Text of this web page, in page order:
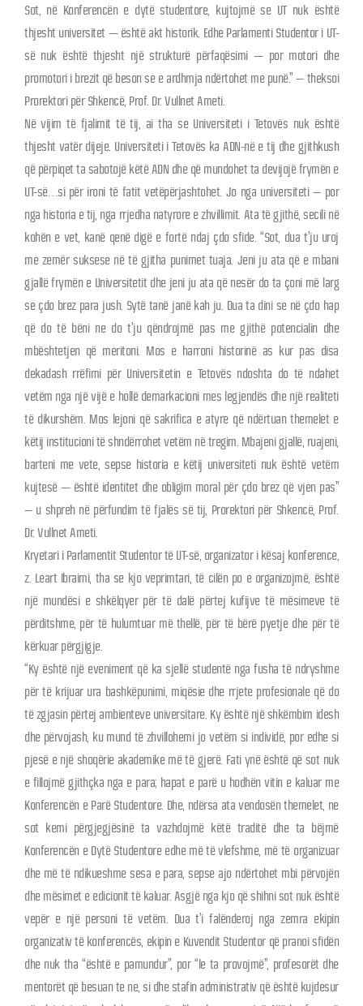
Sot, në Konferencën e dytë studentore, kujtojmë se UT nuk është
thjesht universitet — është akt historik. Edhe Parlamenti Studentor i UT-
së nuk është thjesht një strukturë përfaqësimi — por motori dhe
promotori i brezit që beson se e ardhmja ndërtohet me punë.” – theksoi
Prorektori për Shkencë, Prof. Dr. Vullnet Ameti.
Në vijim të fjalimit të tij, ai tha se Universiteti i Tetovës nuk është
thjesht vatër dijeje. Universiteti i Tetovës ka ADN-në e tij dhe gjithkush
që përpiqet ta sabotojë këtë ADN dhe që mundohet ta devijojë frymën e
UT-së…si për ironi të fatit vetëpërjashtohet. Jo nga universiteti – por
nga historia e tij, nga rrjedha natyrore e zhvillimit. Ata të gjithë, secili në
kohën e vet, kanë qenë digë e fortë ndaj çdo sfide. “Sot, dua t’ju uroj
me zemër suksese në të gjitha punimet tuaja. Jeni ju ata që e mbani
gjallë frymën e Universitetit dhe jeni ju ata që nesër do ta çoni më larg
se çdo brez para jush. Sytë tanë janë kah ju. Dua ta dini se në çdo hap
që do të bëni ne do t’ju qëndrojmë pas me gjithë potencialin dhe
mbështetjen që meritoni. Mos e harroni historinë as kur pas disa
dekadash rrëfimi për Universitetin e Tetovës ndoshta do të ndahet
vetëm nga një vijë e hollë demarkacioni mes legjendës dhe një realiteti
të dikurshëm. Mos lejoni që sakrifica e atyre që ndërtuan themelet e
këtij institucioni të shndërrohet vetëm në tregim. Mbajeni gjallë, ruajeni,
barteni me vete, sepse historia e këtij universiteti nuk është vetëm
kujtesë — është identitet dhe obligim moral për çdo brez që vjen pas”
– u shpreh në përfundim të fjalës së tij, Prorektori për Shkencë, Prof.
Dr. Vullnet Ameti.
Kryetari i Parlamentit Studentor të UT-së, organizator i kësaj konference,
z. Leart Ibraimi, tha se kjo veprimtari, të cilën po e organizojmë, është
një mundësi e shkëlqyer për të dalë përtej kufijve të mësimeve të
përditshme, për të hulumtuar më thellë, për të bërë pyetje dhe për të
kërkuar përgjigje.
“Ky është një eveniment që ka sjellë studentë nga fusha të ndryshme
për të krijuar ura bashkëpunimi, miqësie dhe rrjete profesionale që do
të zgjasin përtej ambienteve universitare. Ky është një shkëmbim idesh
dhe përvojash, ku mund të zhvillohemi jo vetëm si individë, por edhe si
pjesë e një shoqërie akademike më të gjerë. Fati ynë është që sot nuk
e fillojmë gjithçka nga e para; hapat e parë u hodhën vitin e kaluar me
Konferencën e Parë Studentore. Dhe, ndërsa ata vendosën themelet, ne
sot kemi përgjegjësinë ta vazhdojmë këtë traditë dhe ta bëjmë
Konferencën e Dytë Studentore edhe më të vlefshme, më të organizuar
dhe më të ndikueshme sesa e para, sepse ajo ndërtohet mbi përvojën
dhe mësimet e edicionit të kaluar. Asgjë nga kjo që shihni sot nuk është
vepër e një personi të vetëm. Dua t’i falënderoj nga zemra ekipin
organizativ të konferencës, ekipin e Kuvendit Studentor që pranoi sfidën
dhe nuk tha “është e pamundur”, por “le ta provojmë”, profesorët dhe
mentorët që besuan te ne, si dhe stafin administrativ që është kujdesur